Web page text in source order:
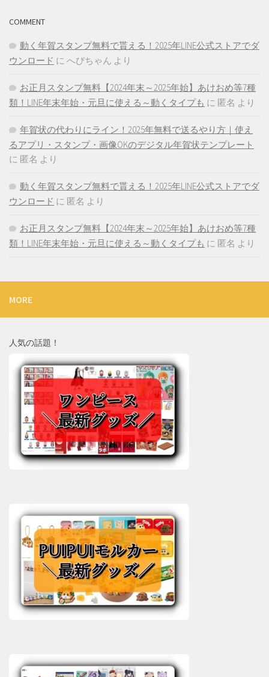
COMMENT
動く年賀スタンプ無料で貰える！2025年LINE公式ストアでダ
ウンロード に へびちゃん より
お正月スタンプ無料【2024年末～2025年始】あけおめ等7種
類！LINE年末年始・元旦に使える～動くタイプも に 匿名 より
年賀状の代わりにライン！2025年無料で送るやり方｜使え
るアプリ・スタンプ・画像OKのデジタル年賀状テンプレート
に 匿名 より
動く年賀スタンプ無料で貰える！2025年LINE公式ストアでダ
ウンロード に 匿名 より
お正月スタンプ無料【2024年末～2025年始】あけおめ等7種
類！LINE年末年始・元旦に使える～動くタイプも に 匿名 より
MORE
人気の話題！